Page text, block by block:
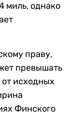
миль, однако
праву,
превышать
исходных
Финского